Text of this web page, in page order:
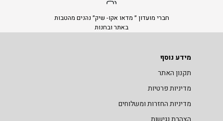
חברי מועדון ״ מדאו אקו- שיק״ נהנים מהטבות
באתר ובחנות
מידע נוסף
תקנון האתר
מדיניות פרטיות
מדיניות החזרות ומשלוחים